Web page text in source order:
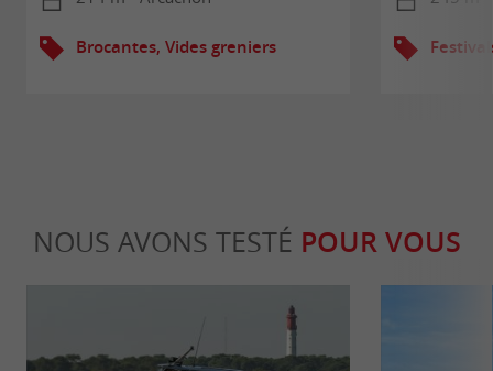
Brocantes, Vides greniers
NOUS AVONS TESTÉ POUR VOUS